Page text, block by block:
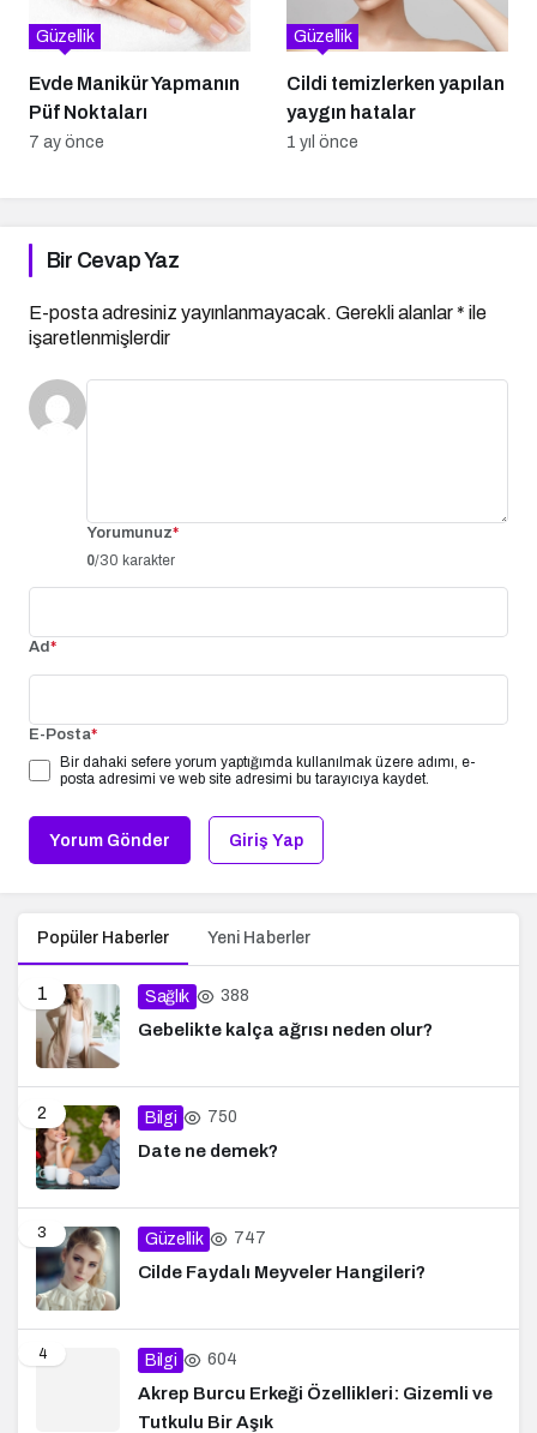
Evde Manikür Yapmanın
Püf Noktaları
Güzellik
7 ay önce
Cildi temizlerken yapılan
yaygın hatalar
Güzellik
1 yıl önce
Bir Cevap Yaz
E-posta adresiniz yayınlanmayacak. Gerekli alanlar* ile
işaretlenmişlerdir
Yorumunuz*
0/30 karakter
Ad*
E-Posta*
Bir dahaki sefere yorum yaptığımda kullanılmak üzere adımı, e-
posta adresimi ve web site adresimi bu tarayıcıya kaydet.
Yorum Gönder Giriş Yap
Popüler Haberler Yeni Haberler
1 Sağlık 388
Gebelikte kalça ağrısı neden olur?
2 Bilgi 750
Date ne demek?
3 Güzellik 747
Cilde Faydalı Meyveler Hangileri?
4 Bilgi 604
Akrep Burcu Erkeği Özellikleri: Gizemli ve
Tutkulu Bir Aşık